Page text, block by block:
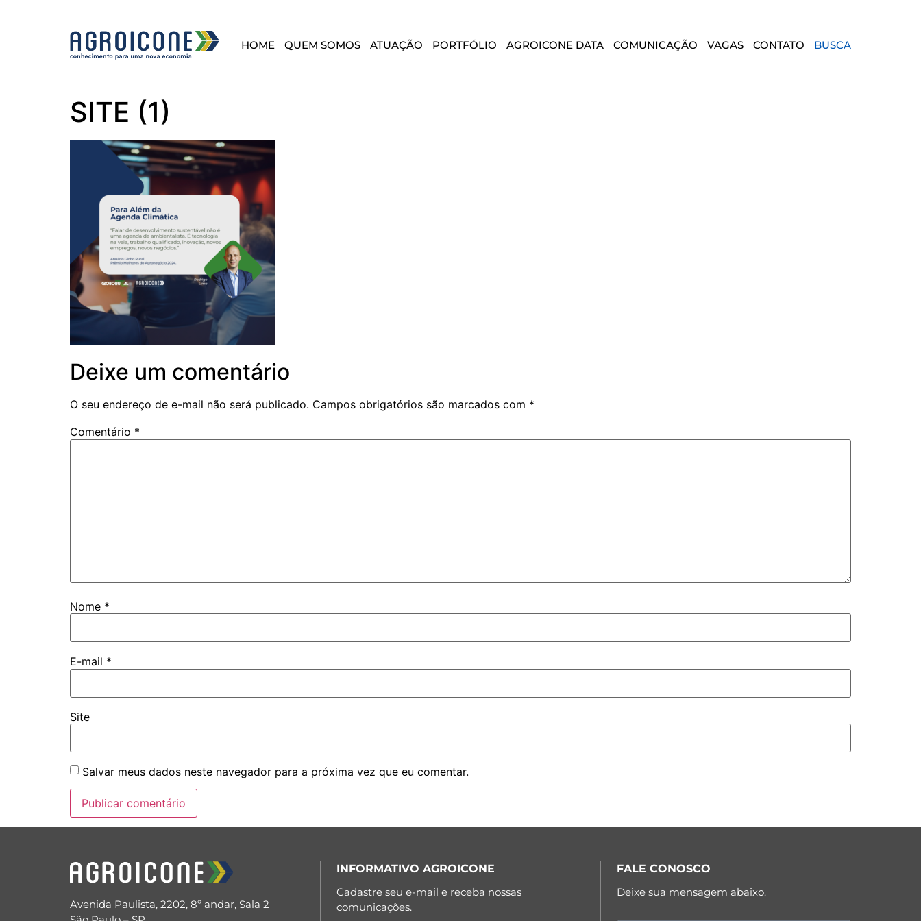
HOME QUEM SOMOS ATUAÇÃO PORTFÓLIO AGROICONE DATA COMUNICAÇÃO VAGAS CONTATO BUSCA
SITE (1)
Deixe um comentário
O seu endereço de e-mail não será publicado. Campos obrigatórios são marcados com *
Comentário *
Nome *
E-mail *
Site
Salvar meus dados neste navegador para a próxima vez que eu comentar.
Avenida Paulista, 2202, 8º andar, Sala 2
INFORMATIVO AGROICONE
Cadastre seu e-mail e receba nossas
comunicações.
FALE CONOSCO
Deixe sua mensagem abaixo.